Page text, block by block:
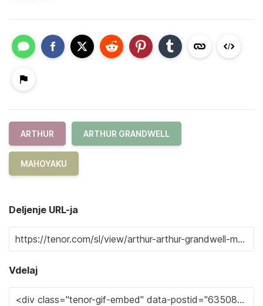
ARTHUR ARTHUR GRANDWELL
MAHOYAKU
Deljenje URL-ja
Vdelaj